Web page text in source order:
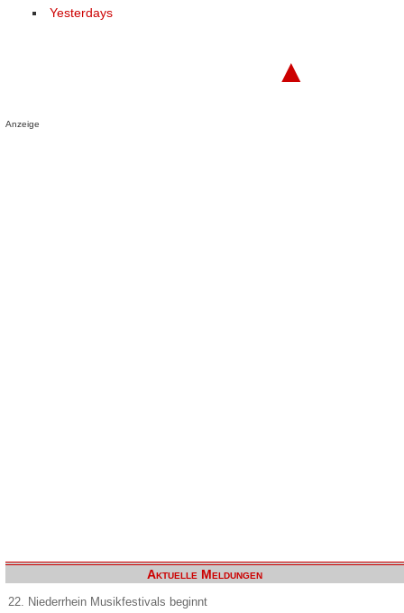
Yesterdays
▲
Anzeige
Aktuelle Meldungen
22. Niederrhein Musikfestivals beginnt